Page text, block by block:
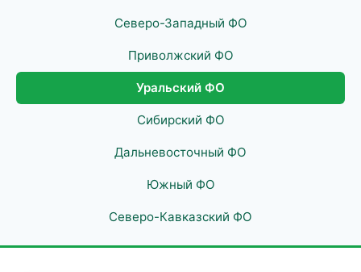
Северо-Западный ФО
Приволжский ФО
Уральский ФО
Сибирский ФО
Дальневосточный ФО
Южный ФО
Северо-Кавказский ФО